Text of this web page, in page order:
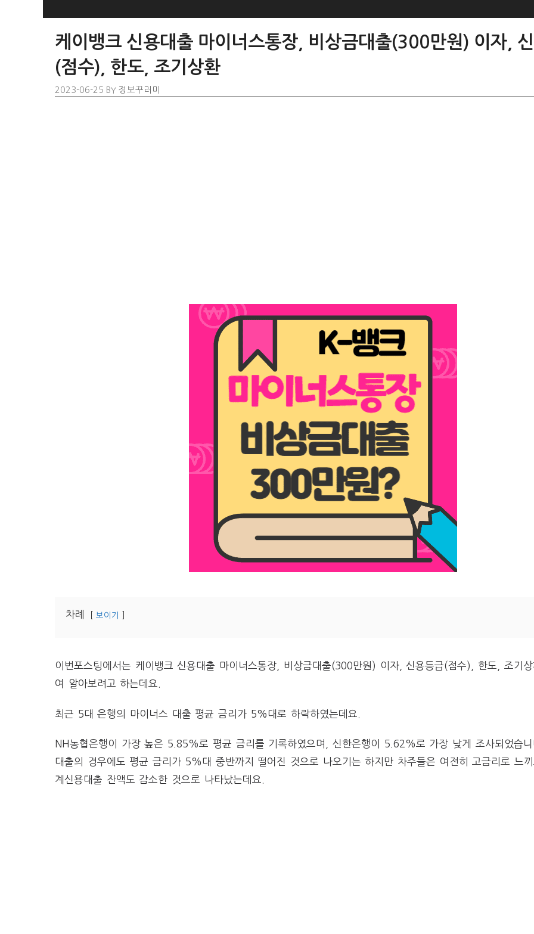
케이뱅크 신용대출 마이너스통장, 비상금대출(300만원) 이자,
(점수), 한도, 조기상환
2023-06-25 BY 정보꾸러미
차례 보이기
이번포스팅에서는 케이뱅크 신용대출 마이너스통장, 비상금대출(300만원) 이자, 신용등급(점수), 한도, 조기
여 알아보려고 하는데요.
최근 5대 은행의 마이너스 대출 평균 금리가 5%대로 하락하였는데요.
NH농협은행이 가장 높은 5.85%로 평균 금리를 기록하였으며, 신한은행이 5.62%로 가장 낮게 조사되었습니
대출의 경우에도 평균 금리가 5%대 중반까지 떨어진 것으로 나오기는 하지만 차주들은 여전히 고금리로 느
계신용대출 잔액도 감소한 것으로 나타났는데요.